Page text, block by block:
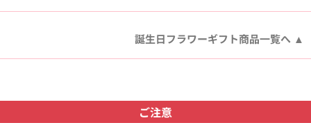
誕生日フラワーギフト商品一覧へ
ご注意